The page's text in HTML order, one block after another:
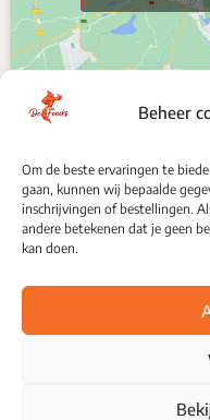
Beheer
Om de beste ervaringen te
gaan, kunnen wij bepaalde
inschrijvingen of bestellingen.
andere betekenen dat je geen
kan doen.